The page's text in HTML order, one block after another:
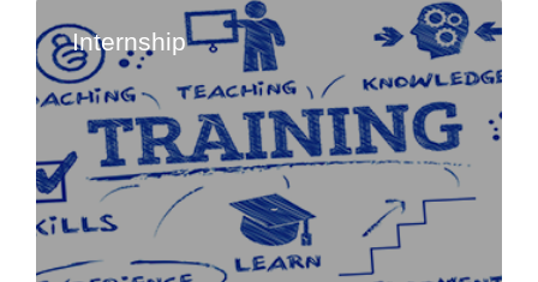
Internship